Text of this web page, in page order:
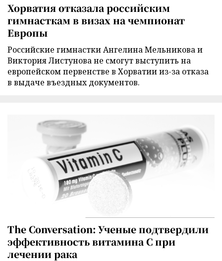
Хорватия отказала российским
гимнасткам в визах на чемпионат
Европы
Российские гимнастки Ангелина Мельникова и
Виктория Листунова не смогут выступить на
европейском первенстве в Хорватии из-за отказа
в выдаче въездных документов.
The Conversation: Ученые подтвердили
эффективность витамина C при
лечении рака